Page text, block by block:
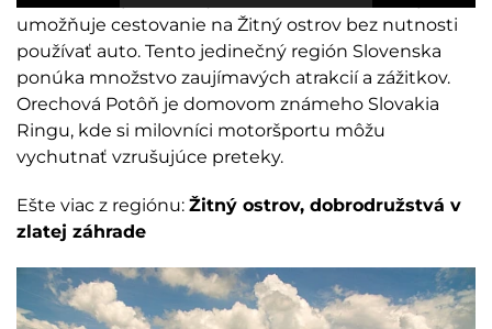
umožňuje cestovanie na Žitný ostrov bez nutnosti
používať auto. Tento jedinečný región Slovenska
ponúka množstvo zaujímavých atrakcií a zážitkov.
Orechová Potôň je domovom známeho Slovakia
Ringu, kde si milovníci motoršportu môžu
vychutnať vzrušujúce preteky.
Ešte viac z regiónu: Žitný ostrov, dobrodružstvá v
zlatej záhrade